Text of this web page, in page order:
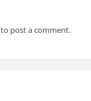
to post a comment.